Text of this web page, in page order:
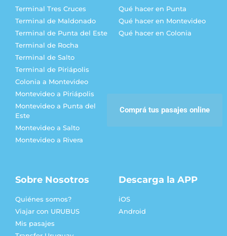
Comprá tus pasajes online
Terminal Tres Cruces
Terminal de Maldonado
Terminal de Punta del Este
Terminal de Rocha
Terminal de Salto
Terminal de Piriápolis
Colonia a Montevideo
Montevideo a Piriápolis
Montevideo a Punta del
Este
Montevideo a Salto
Montevideo a Rivera
Qué hacer en Punta
Qué hacer en Montevideo
Qué hacer en Colonia
Sobre Nosotros
Quiénes somos?
Viajar con URUBUS
Mis pasajes
Descarga la APP
iOS
Android